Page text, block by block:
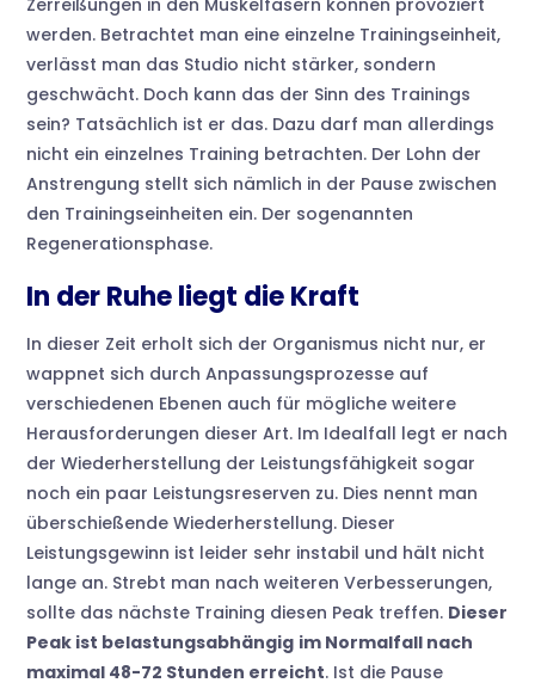
Zerreißungen in den Muskelfasern können provoziert
werden. Betrachtet man eine einzelne Trainingseinheit,
verlässt man das Studio nicht stärker, sondern
geschwächt. Doch kann das der Sinn des Trainings
sein? Tatsächlich ist er das. Dazu darf man allerdings
nicht ein einzelnes Training betrachten. Der Lohn der
Anstrengung stellt sich nämlich in der Pause zwischen
den Trainingseinheiten ein. Der sogenannten
Regenerationsphase.
In der Ruhe liegt die Kraft
In dieser Zeit erholt sich der Organismus nicht nur, er
wappnet sich durch Anpassungsprozesse auf
verschiedenen Ebenen auch für mögliche weitere
Herausforderungen dieser Art. Im Idealfall legt er nach
der Wiederherstellung der Leistungsfähigkeit sogar
noch ein paar Leistungsreserven zu. Dies nennt man
überschießende Wiederherstellung. Dieser
Leistungsgewinn ist leider sehr instabil und hält nicht
lange an. Strebt man nach weiteren Verbesserungen,
sollte das nächste Training diesen Peak treffen. Dieser
Peak ist belastungsabhängig im Normalfall nach
maximal 48-72 Stunden erreicht. Ist die Pause